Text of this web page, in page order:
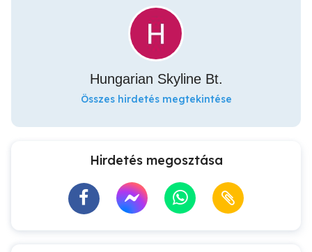
Hungarian Skyline Bt.
Összes hirdetés megtekintése
Hirdetés megosztása